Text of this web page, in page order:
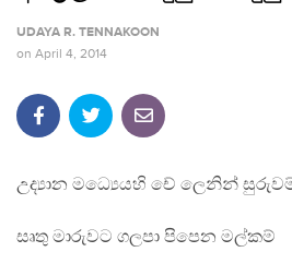
UDAYA R. TENNAKOON
on April 4, 2014
උද්‍යාන මධ්‍යෙයහි චේ ලෙනින්
සෘතු මාරුවට ගලපා පිපෙන මල්කම්